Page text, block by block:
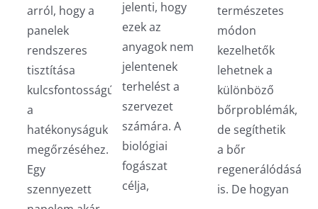
arról, hogy a
panelek
rendszeres
tisztítása
kulcsfontosságú
a
hatékonyságuk
megőrzéséhez.
Egy
szennyezett
jelenti, hogy
ezek az
anyagok nem
jelentenek
terhelést a
szervezet
számára. A
biológiai
fogászat
célja,
természetes
módon
kezelhetők
lehetnek a
különböző
bőrproblémák,
de segíthetik
a bőr
regenerálódását
is. De hogyan